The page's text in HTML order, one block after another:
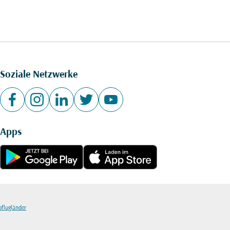
Soziale Netzwerke
Apps